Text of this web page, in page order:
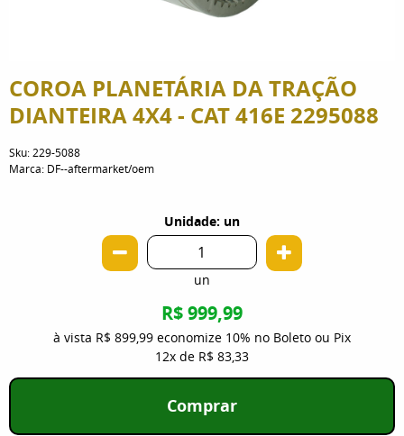
COROA PLANETÁRIA DA TRAÇÃO
DIANTEIRA 4X4 - CAT 416E 2295088
Sku: 229-5088
Marca: DF--aftermarket/oem
Unidade: un
un
R$ 999,99
à vista R$ 899,99 economize 10% no Boleto ou Pix
12x de R$ 83,33
Comprar